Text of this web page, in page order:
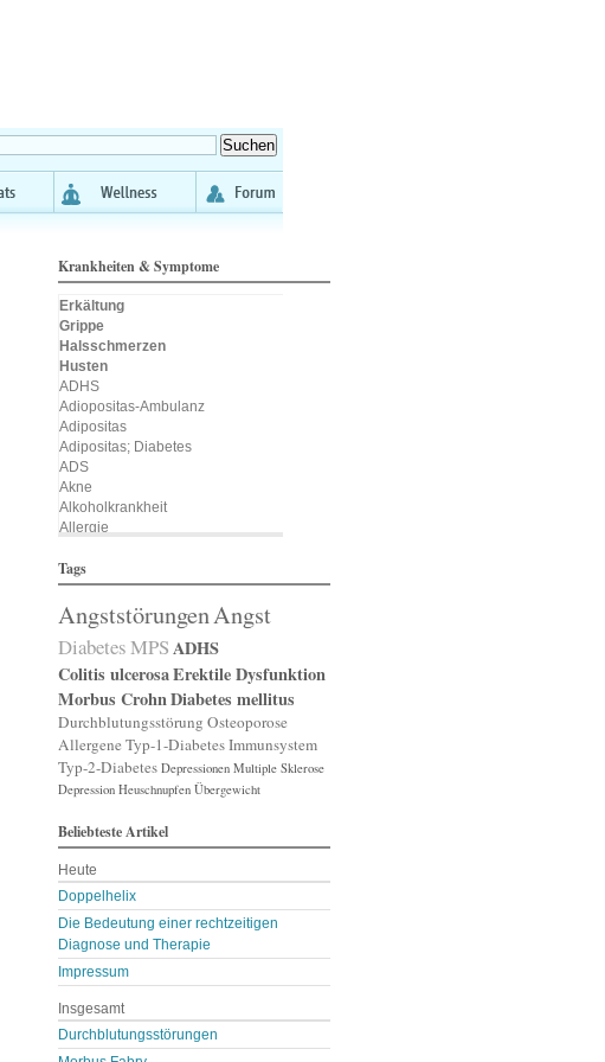
Krankheiten & Symptome
Erkältung
Grippe
Halsschmerzen
Husten
ADHS
Adiopositas-Ambulanz
Adipositas
Adipositas; Diabetes
ADS
Akne
Alkoholkrankheit
Allergie
Allergischer Schnupfen
Alzheimer
Amputation
Angst
Angststörung
Angststörungen
App
Arterienverengung
Arteriosklerose
Arthritis
Arthrose
Asthma
Augenerkrankungen
Autismus
Bakterien
Bakterienansiedlung
Ballast-Stoffe
Bauchschmerzen
Biomarker
Blähungen
Blasen- oder Lungenent …
Blasenschwäche
Blutdruck
Tags
AngststörungenAngst
DiabetesMPSADHS
Colitis ulcerosaErektile Dysfunktion
Morbus CrohnDiabetes mellitus
Durchblutungsstörung Osteoporose
Allergene Typ-1-DiabetesImmunsystem
Typ-2-Diabetes Depressionen Multiple Sklerose
Depression Heuschnupfen Übergewicht
Beliebteste Artikel
Heute
Doppelhelix
Die Bedeutung einer rechtzeitigen
Diagnose und Therapie
Impressum
Insgesamt
Durchblutungsstörungen